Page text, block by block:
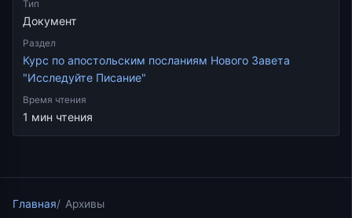
Тип
Документ
Раздел
Курс по апостольским посланиям Нового Завета
"Исследуйте Писание"
Время чтения
1 мин чтения
Главная Архивы